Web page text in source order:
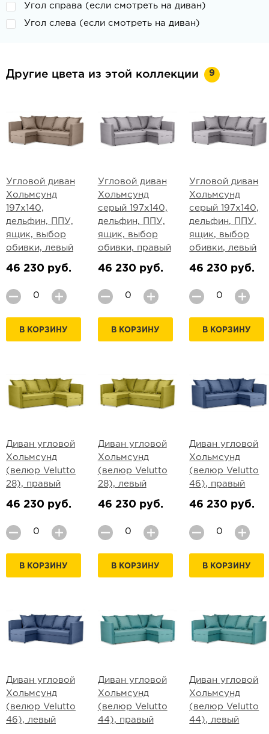
Угол справа (если смотреть на диван)
Угол слева (если смотреть на диван)
Другие цвета из этой коллекции 9
Угловой диван
Хольмсунд
197х140,
дельфин, ППУ,
ящик, выбор
обивки, левый
46 230 руб.
В КОРЗИНУ
Угловой диван
Хольмсунд
серый 197х140,
дельфин, ППУ,
ящик, выбор
обивки, правый
46 230 руб.
В КОРЗИНУ
Угловой диван
Хольмсунд
серый 197х140,
дельфин, ППУ,
ящик, выбор
обивки, левый
46 230 руб.
В КОРЗИНУ
Диван угловой
Хольмсунд
(велюр Velutto
28), правый
46 230 руб.
В КОРЗИНУ
Диван угловой
Хольмсунд
(велюр Velutto
28), левый
46 230 руб.
В КОРЗИНУ
Диван угловой
Хольмсунд
(велюр Velutto
46), правый
46 230 руб.
В КОРЗИНУ
Диван угловой
Хольмсунд
(велюр Velutto
46), левый
Диван угловой
Хольмсунд
(велюр Velutto
44), правый
Диван угловой
Хольмсунд
(велюр Velutto
44), левый